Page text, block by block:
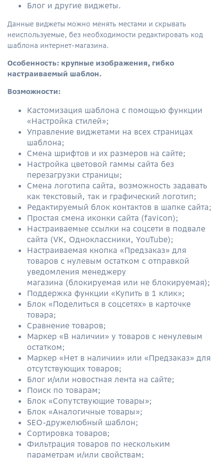
Блог и другие виджеты.
Данные виджеты можно менять местами и скрывать
неиспользуемые, без необходимости редактировать код
шаблона интернет-магазина.
Особенность: крупные изображения, гибко
настраиваемый шаблон.
Возможности:
Кастомизация шаблона с помощью функции
«Настройка стилей»;
Управление виджетами на всех страницах
шаблона;
Смена шрифтов и их размеров на сайте;
Настройка цветовой гаммы сайта без
перезагрузки страницы;
Смена логотипа сайта, возможность задавать
как текстовый, так и графический логотип;
Редактируемый блок контактов в шапке сайта;
Простая смена иконки сайта (favicon);
Настраиваемые ссылки на соцсети в подвале
сайта (VK, Одноклассники, YouTube);
Настраиваемая кнопка «Предзаказ» для
товаров с нулевым остатком с отправкой
уведомления менеджеру
магазина (блокируемая или не блокируемая);
Поддержка функции «Купить в 1 клик»;
Блок «Поделиться в соцсетях» в карточке
товара;
Сравнение товаров;
Маркер «В наличии» у товаров с ненулевым
остатком;
Маркер «Нет в наличии» или «Предзаказ» для
отсутствующих товаров;
Блог и/или новостная лента на сайте;
Поиск по товарам;
Блок «Сопутствующие товары»;
Блок «Аналогичные товары»;
SEO-дружелюбный шаблон;
Сортировка товаров;
Фильтрация товаров по нескольким
параметрам и/или свойствам;